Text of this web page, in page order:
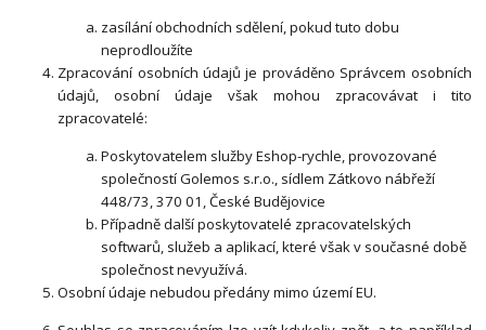
zasílání obchodních sdělení, pokud tuto dobu
neprodloužíte
Zpracování osobních údajů je prováděno Správcem osobních
údajů, osobní údaje však mohou zpracovávat i tito
zpracovatelé:
Poskytovatelem služby Eshop-rychle, provozované
společností Golemos s.r.o., sídlem Zátkovo nábřeží
448/73, 370 01, České Budějovice
Případně další poskytovatelé zpracovatelských
softwarů, služeb a aplikací, které však v současné době
společnost nevyužívá.
Osobní údaje nebudou předány mimo území EU.